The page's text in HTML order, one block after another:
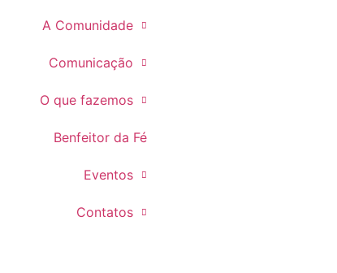
A Comunidade
Comunicação
O que fazemos
Benfeitor da Fé
Eventos
Contatos